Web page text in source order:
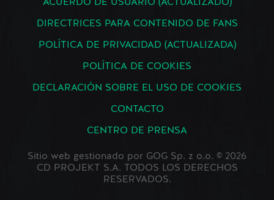
ACUERDO DE USUARIO (ACTUALIZADO)
DIRECTRICES PARA CONTENIDO DE FANS
POLÍTICA DE PRIVACIDAD (ACTUALIZADA)
POLÍTICA DE COOKIES
DECLARACIÓN SOBRE EL USO DE COOKIES
CONTACTO
CENTRO DE PRENSA
Sitio web gestionado por GOG Sp. z o.o. © 2026
CD PROJEKT S.A. TODOS LOS DERECHOS
RESERVADOS.